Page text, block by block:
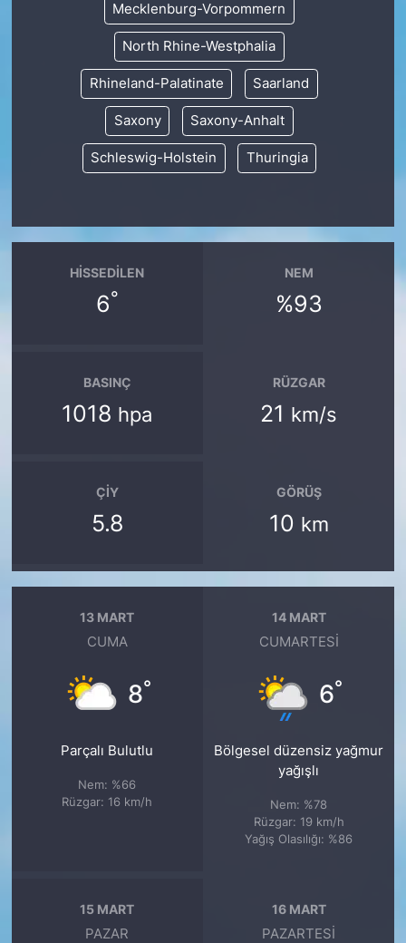
Mecklenburg-Vorpommern
North Rhine-Westphalia
Rhineland-Palatinate Saarland
Saxony Saxony-Anhalt
Schleswig-Holstein Thuringia
HISSEDILEN
6°
NEM
%93
BASINÇ
1018 hpa
RÜZGAR
21 km/s
ÇIY
5.8
GÖRÜŞ
10 km
13 MART
CUMA
8°
Parçalı Bulutlu
Nem: %66
Rüzgar: 16 km/h
14 MART
CUMARTESI
6°
Bölgesel düzensiz yağmur
yağışlı
Nem: %78
Rüzgar: 19 km/h
Yağış Olasılığı: %86
15 MART
PAZAR
16 MART
PAZARTESI